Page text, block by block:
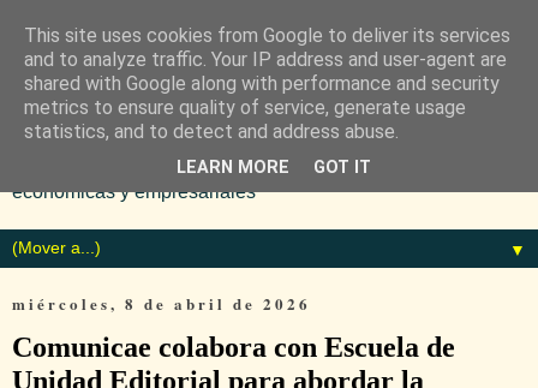
Diario especializado en noticias
económicas y empresariales
▼
miércoles, 8 de abril de 2026
Comunicae colabora con Escuela de
Unidad Editorial para abordar la
This site uses cookies from Google to deliver its services
and to analyze traffic. Your IP address and user-agent are
shared with Google along with performance and security
metrics to ensure quality of service, generate usage
statistics, and to detect and address abuse.
LEARN MORE GOT IT